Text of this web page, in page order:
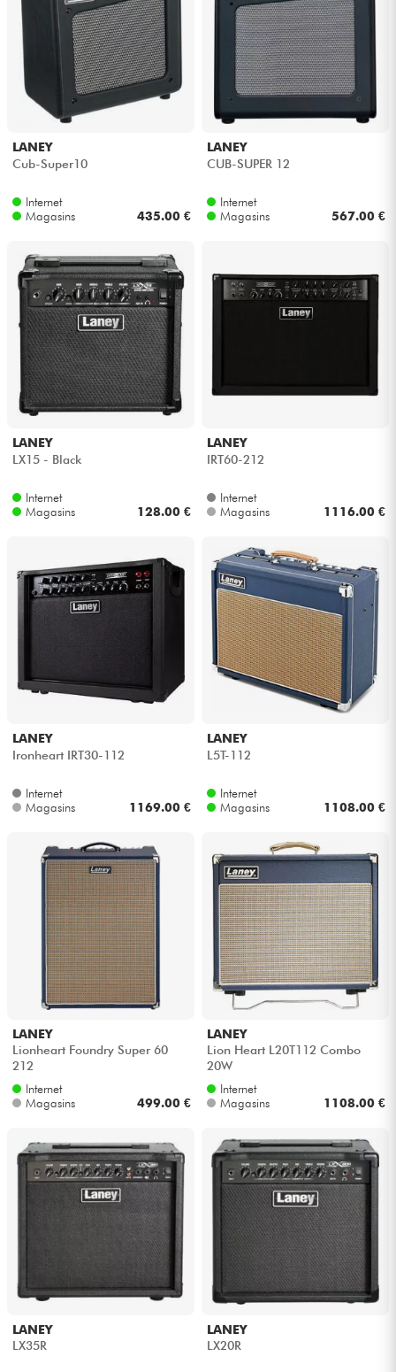
LANEY
Cub-Super10
Internet
Magasins
435.00 €
LANEY
CUB-SUPER 12
Internet
Magasins
567.00 €
LANEY
LX15 - Black
Internet
Magasins
128.00 €
LANEY
IRT60-212
Internet
Magasins
1116.00 €
LANEY
Ironheart IRT30-112
Internet
Magasins
1169.00 €
LANEY
L5T-112
Internet
Magasins
1108.00 €
LANEY
Lionheart Foundry Super 60
212
Internet
Magasins
499.00 €
LANEY
Lion Heart L20T112 Combo
20W
Internet
Magasins
1108.00 €
LANEY
LX35R
LANEY
LX20R